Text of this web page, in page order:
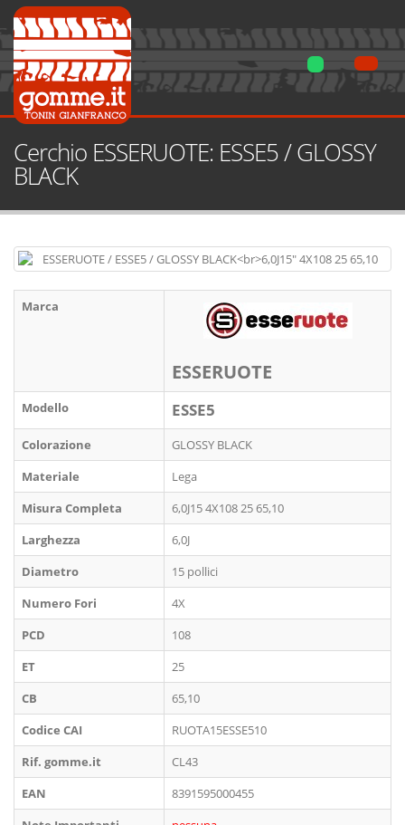
Cerchio ESSERUOTE: ESSE5 / GLOSSY
BLACK
Marca
ESSERUOTE
Modello ESSE5
Colorazione
GLOSSY BLACK
Materiale
Lega
Misura Completa
6,0J15 4X108 25 65,10
Larghezza
6,0J
Diametro
15 pollici
Numero Fori
4X
PCD
108
ET
25
CB
65,10
Codice CAI
RUOTA15ESSE510
Rif. gomme.it
CL43
EAN
8391595000455